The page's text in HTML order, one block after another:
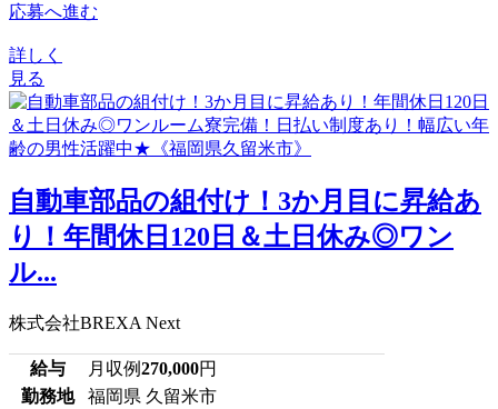
応募へ進む
詳しく
見る
自動車部品の組付け！3か月目に昇給あ
り！年間休日120日＆土日休み◎ワン
ル...
株式会社BREXA Next
給与 月収例270,000円
勤務地
福岡県 久留米市